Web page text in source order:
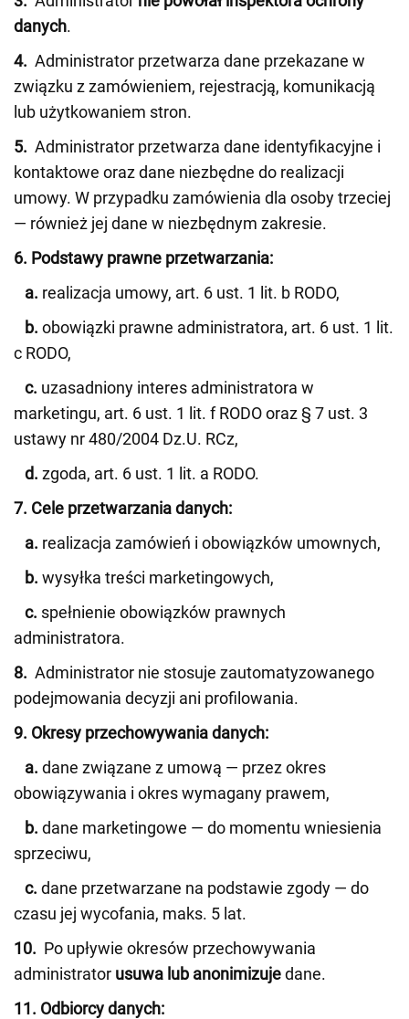
danych.
4. Administrator przetwarza dane przekazane w
związku z zamówieniem, rejestracją, komunikacją
lub użytkowaniem stron.
5. Administrator przetwarza dane identyfikacyjne i
kontaktowe oraz dane niezbędne do realizacji
umowy. W przypadku zamówienia dla osoby trzeciej
— również jej dane w niezbędnym zakresie.
6. Podstawy prawne przetwarzania:
a. realizacja umowy, art. 6 ust. 1 lit. b RODO,
b. obowiązki prawne administratora, art. 6 ust. 1 lit.
c RODO,
c. uzasadniony interes administratora w
marketingu, art. 6 ust. 1 lit. f RODO oraz § 7 ust. 3
ustawy nr 480/2004 Dz.U. RCz,
d. zgoda, art. 6 ust. 1 lit. a RODO.
7. Cele przetwarzania danych:
a. realizacja zamówień i obowiązków umownych,
b. wysyłka treści marketingowych,
c. spełnienie obowiązków prawnych
administratora.
8. Administrator nie stosuje zautomatyzowanego
podejmowania decyzji ani profilowania.
9. Okresy przechowywania danych:
a. dane związane z umową — przez okres
obowiązywania i okres wymagany prawem,
b. dane marketingowe — do momentu wniesienia
sprzeciwu,
c. dane przetwarzane na podstawie zgody — do
czasu jej wycofania, maks. 5 lat.
10. Po upływie okresów przechowywania
administrator usuwa lub anonimizujedane.
11. Odbiorcy danych: